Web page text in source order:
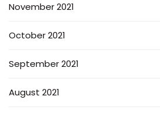
November 2021
October 2021
September 2021
August 2021